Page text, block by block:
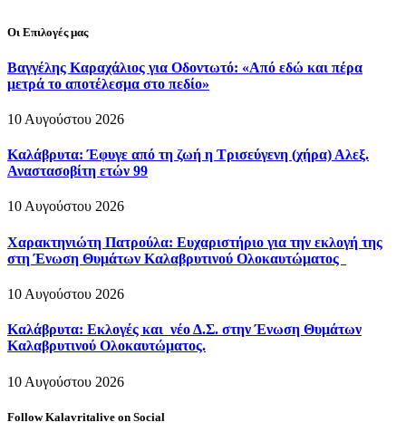
Οι Επιλογές μας
Βαγγέλης Καραχάλιος για Οδοντωτό: «Από εδώ και πέρα
μετρά το αποτέλεσμα στο πεδίο»
10 Αυγούστου 2026
Καλάβρυτα: Έφυγε από τη ζωή η Τρισεύγενη (χήρα) Αλεξ.
Αναστασοβίτη ετών 99
10 Αυγούστου 2026
Χαρακτηνιώτη Πατρούλα: Ευχαριστήριο για την εκλογή της
στη Ένωση Θυμάτων Καλαβρυτινού Ολοκαυτώματος
10 Αυγούστου 2026
Καλάβρυτα: Εκλογές και νέο Δ.Σ. στην Ένωση Θυμάτων
Καλαβρυτινού Ολοκαυτώματος.
10 Αυγούστου 2026
Follow Kalavritalive on Social